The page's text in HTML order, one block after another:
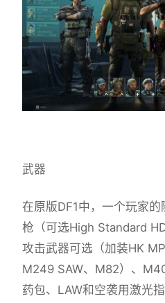
武器
在原版DF1中，一个玩家
枪（可选High Standard
攻击武器可选（加装HK
M249 SAW、M82）、
药包、LAW和空袭用激光指